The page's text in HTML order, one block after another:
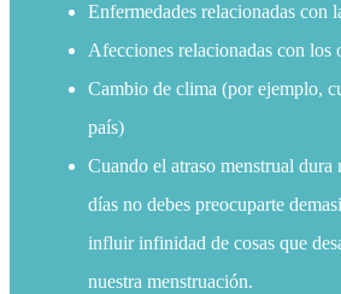
Enfermedades relacionadas con
Afecciones relacionadas con los
Cambio de clima (por ejemplo,
país)
Cuando el atraso menstrual dura
días no debes preocuparte
influir infinidad de cosas que
nuestra menstruación.